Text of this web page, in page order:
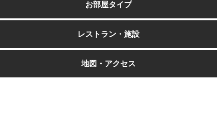
お部屋タイプ
レストラン・施設
地図・アクセス